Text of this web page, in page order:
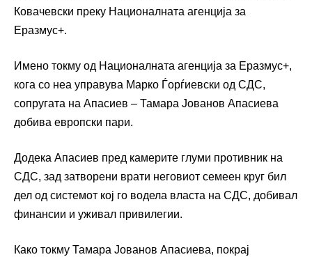
Ковачевски преку Националната агенција за
Еразмус+.
Имено токму од Националната агенција за Еразмус+,
кога со неа управува Марко Ѓорѓиевски од СДС,
сопругата на Апасиев – Тамара Јованов Апасиева
добива европски пари.
Додека Апасиев пред камерите глуми противник на
СДС, зад затворени врати неговиот семеен круг бил
дел од системот кој го водела власта на СДС, добивал
финансии и уживал привилегии.
Како токму Тамара Јованов Апасиева, покрај